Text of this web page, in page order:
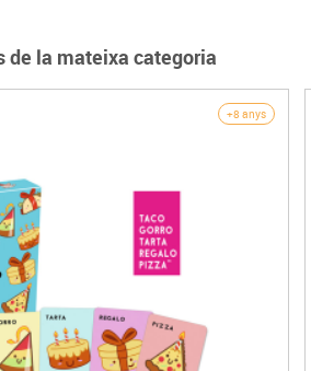
de la mateixa categoria
+8 anys